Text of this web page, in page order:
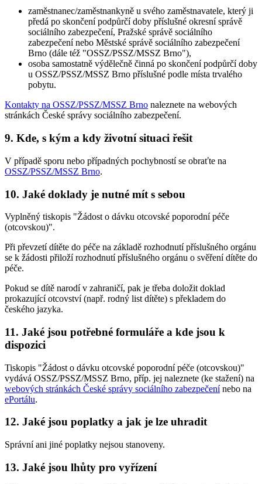
zaměstnanec/zaměstnankyně u svého zaměstnavatele, který ji
předá po skončení podpůrčí doby příslušné okresní správě
sociálního zabezpečení, Pražské správě sociálního
zabezpečení nebo Městské správě sociálního zabezpečení
Brno (dále též "OSSZ/PSSZ/MSSZ Brno"),
osoba samostatně výdělečně činná po skončení podpůrčí doby
u OSSZ/PSSZ/MSSZ Brno příslušné podle místa trvalého
pobytu.
Kontakty na OSSZ/PSSZ/MSSZ Brno naleznete na webových
stránkách České správy sociálního zabezpečení.
9. Kde, s kým a kdy životní situaci řešit
V případě sporu nebo případných pochybností se obraťte na
OSSZ/PSSZ/MSSZ Brno.
10. Jaké doklady je nutné mít s sebou
Vyplněný tiskopis "Žádost o dávku otcovské poporodní péče
(otcovskou)".
Při převzetí dítěte do péče na základě rozhodnutí příslušného orgánu
se k žádosti přiloží rozhodnutí příslušného orgánu o svěření dítěte do
péče.
Pokud se dítě narodí v zahraničí, pak je třeba doložit doklad
prokazující otcovství (např. rodný list dítěte) s překladem do
českého jazyka.
11. Jaké jsou potřebné formuláře a kde jsou k
dispozici
Tiskopis "Žádost o dávku otcovské poporodní péče (otcovskou)"
vydává OSSZ/PSSZ/MSSZ Brno, příp. jej naleznete (ke stažení) na
webových stránkách České správy sociálního zabezpečenínebo na
ePortálu.
12. Jaké jsou poplatky a jak je lze uhradit
Správní ani jiné poplatky nejsou stanoveny.
13. Jaké jsou lhůty pro vyřízení